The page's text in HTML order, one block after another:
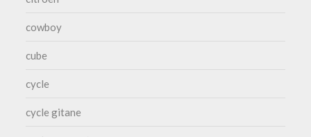
cowboy
cube
cycle
cycle gitane